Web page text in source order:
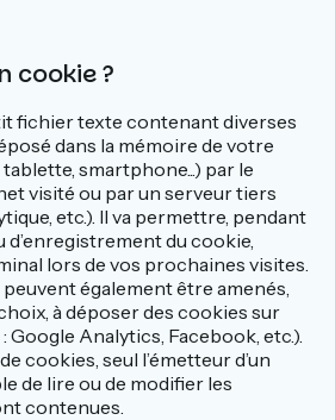
cookie ?
fichier texte contenant diverses
dans la mémoire de votre
smartphone...) par le
visité ou par un serveur tiers
etc.). Il va permettre, pendant
d’enregistrement du cookie,
lors de vos prochaines visites.
peuvent également être amenés,
à déposer des cookies sur
Google Analytics, Facebook, etc.).
cookies, seul l’émetteur d’un
de lire ou de modifier les
contenues.